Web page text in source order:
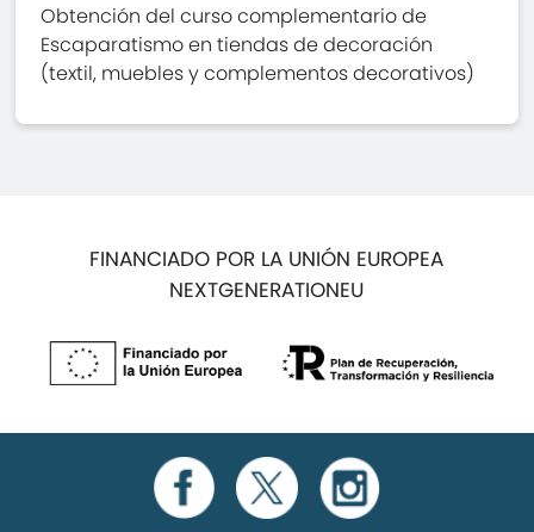
Obtención del curso complementario de
Escaparatismo en tiendas de decoración
(textil, muebles y complementos decorativos)
FINANCIADO POR LA UNIÓN EUROPEA
NEXTGENERATIONEU